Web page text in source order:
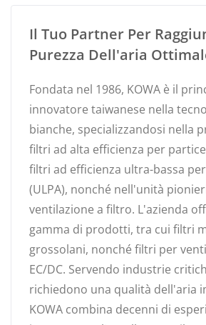
Il Tuo Partner Per
Purezza Dell'aria
Fondata nel 1986, KOWA è il
innovatore taiwanese nella
bianche, specializzandosi nella
filtri ad alta efficienza per
filtri ad efficienza ultra-bassa
(ULPA), nonché nell'unità
ventilazione a filtro. L'azienda
gamma di prodotti, tra cui filtri
grossolani, nonché filtri per
EC/DC. Servendo industrie
richiedono una qualità dell'aria
KOWA combina decenni di